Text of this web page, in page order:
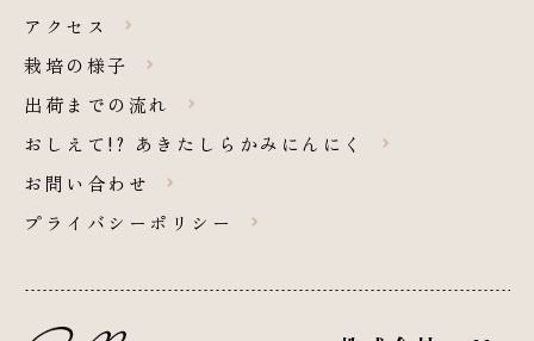
アクセス
栽培の様子
出荷までの流れ
おしえて!? あきたしらかみにんにく
お問い合わせ
プライバシーポリシー